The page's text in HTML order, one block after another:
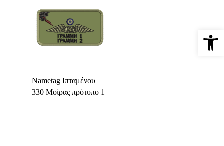
Select Options
Nametag Ιπταμένου
330 Μοίρας πρότυπο 1